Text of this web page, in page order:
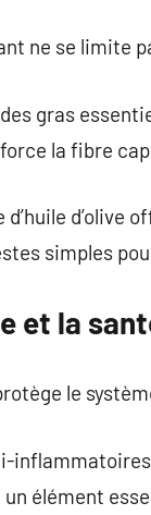
ne se limite
gras
la fibre
d’huile
simples
et la
le
élément